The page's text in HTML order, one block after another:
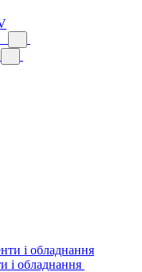
і обладнання